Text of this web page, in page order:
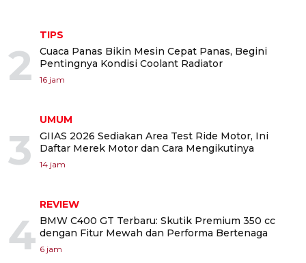
2
TIPS
Cuaca Panas Bikin Mesin Cepat Panas, Begini
Pentingnya Kondisi Coolant Radiator
16 jam
3
UMUM
GIIAS 2026 Sediakan Area Test Ride Motor, Ini
Daftar Merek Motor dan Cara Mengikutinya
14 jam
4
REVIEW
BMW C400 GT Terbaru: Skutik Premium 350 cc
dengan Fitur Mewah dan Performa Bertenaga
6 jam